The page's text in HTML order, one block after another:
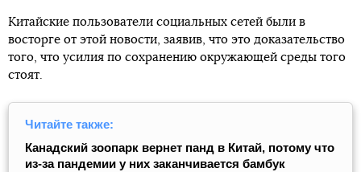
Китайские пользователи социальных сетей были в
восторге от этой новости, заявив, что это доказательство
того, что усилия по сохранению окружающей среды того
стоят.
Читайте также:
Канадский зоопарк вернет панд в Китай, потому что
из-за пандемии у них заканчивается бамбук